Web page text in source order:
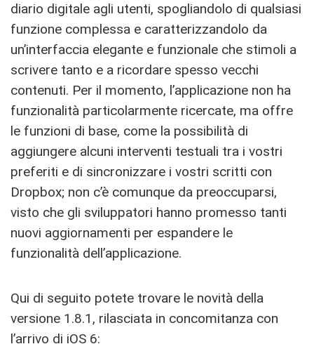
diario digitale agli utenti, spogliandolo di qualsiasi
funzione complessa e caratterizzandolo da
un’interfaccia elegante e funzionale che stimoli a
scrivere tanto e a ricordare spesso vecchi
contenuti. Per il momento, l’applicazione non ha
funzionalità particolarmente ricercate, ma offre
le funzioni di base, come la possibilità di
aggiungere alcuni interventi testuali tra i vostri
preferiti e di sincronizzare i vostri scritti con
Dropbox; non c’è comunque da preoccuparsi,
visto che gli sviluppatori hanno promesso tanti
nuovi aggiornamenti per espandere le
funzionalità dell’applicazione.
Qui di seguito potete trovare le novità della
versione 1.8.1, rilasciata in concomitanza con
l’arrivo di iOS 6: